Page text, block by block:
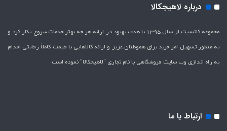
درباره لاهیجکالا
مجموعه کانسپت از سال 1395 با هدف بهبود در ارائه هر چه بهتر خدمات شروع بکار کرد و
به منظور تسهیل امر خرید برای هموطنان عزیز و ارائه کالاهایی با قیمت کاملاَ رقابتی اقدام
به راه اندازی وب سایت فروشگاهی با نام تجاری "لاهیج­کالا" نموده است.
ارتباط با ما